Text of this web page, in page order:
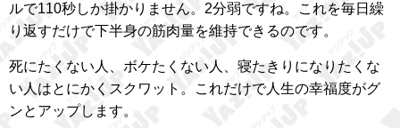
ルで110秒しか掛かりません。2分弱ですね。これを毎日繰
り返すだけで下半身の筋肉量を維持できるのです。
死にたくない人、ボケたくない人、寝たきりになりたくな
い人はとにかくスクワット。これだけで人生の幸福度がグ
ンとアップします。